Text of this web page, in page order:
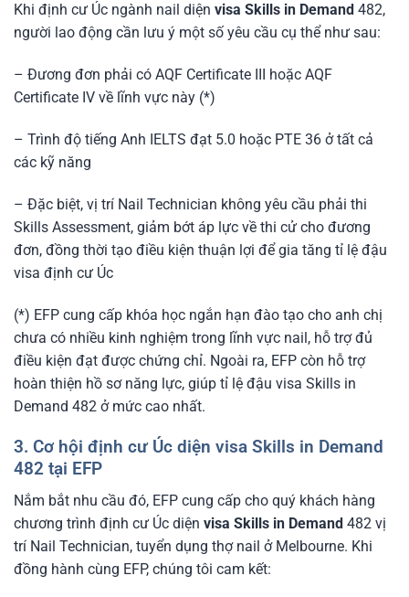
Khi định cư Úc ngành nail diện visa Skills in Demand 482,
người lao động cần lưu ý một số yêu cầu cụ thể như sau:
– Đương đơn phải có AQF Certificate III hoặc AQF
Certificate IV về lĩnh vực này (*)
– Trình độ tiếng Anh IELTS đạt 5.0 hoặc PTE 36 ở tất cả
các kỹ năng
– Đặc biệt, vị trí Nail Technician không yêu cầu phải thi
Skills Assessment, giảm bớt áp lực về thi cử cho đương
đơn, đồng thời tạo điều kiện thuận lợi để gia tăng tỉ lệ đậu
visa định cư Úc
(*) EFP cung cấp khóa học ngắn hạn đào tạo cho anh chị
chưa có nhiều kinh nghiệm trong lĩnh vực nail, hỗ trợ đủ
điều kiện đạt được chứng chỉ. Ngoài ra, EFP còn hỗ trợ
hoàn thiện hồ sơ năng lực, giúp tỉ lệ đậu visa Skills in
Demand 482 ở mức cao nhất.
3. Cơ hội định cư Úc diện visa Skills in Demand
482 tại EFP
Nắm bắt nhu cầu đó, EFP cung cấp cho quý khách hàng
chương trình định cư Úc diện visa Skills in Demand 482 vị
trí Nail Technician, tuyển dụng thợ nail ở Melbourne. Khi
đồng hành cùng EFP, chúng tôi cam kết: